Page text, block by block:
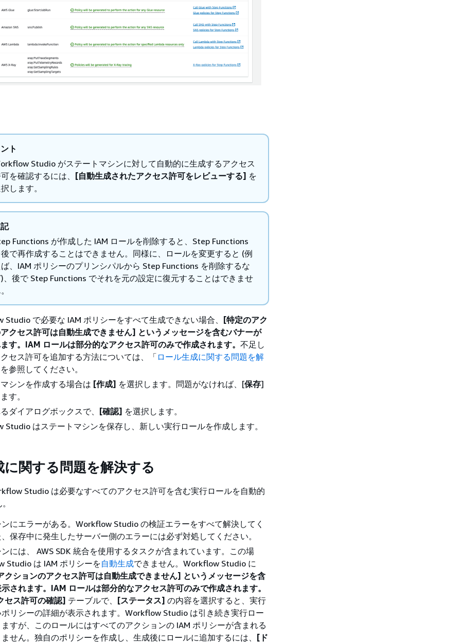
ト
Studio がステートマシンに対して自動的に生成するアクセス
を確認するには、 [自動生成されたアクセス許可をレビューする] を
します。
Functions が作成した IAM ロールを削除すると、Step Functions
で再作成することはできません。同様に、ロールを変更すると (例
、IAM ポリシーのプリンシパルから Step Functions を削除するな
、後で Step Functions でそれを元の設定に復元することはできませ
Studio で必要な IAM ポリシーをすべて生成できない場合、 [特定のアク
クセス許可は自動生成できません] というメッセージを含むバナーが
す。IAM ロールは部分的なアクセス許可のみで作成されます。 不足し
セス許可を追加する方法については、「 ロール生成に関する問題を解
参照してください。
シンを作成する場合は [作成] を選択します。問題がなければ、[保存]
す。
ダイアログボックスで、 [確認] を選択します。
Studio はステートマシンを保存し、新しい実行ロールを作成します。
に関する問題を解決する
Studio は必要なすべてのアクセス許可を含む実行ロールを自動的
にエラーがある。Workflow Studio の検証エラーをすべて解決してく
保存中に発生したサーバー側のエラーには必ず対処してください。
には、 AWS SDK 統合を使用するタスクが含まれています。この場
Studio は IAM ポリシーを自動生成できません。Workflow Studio に
クションのアクセス許可は自動生成できません] というメッセージを含
されます。IAM ロールは部分的なアクセス許可のみで作成されます。
セス許可の確認] テーブルで、 [ステータス] の内容を選択すると、実行
リシーの詳細が表示されます。Workflow Studio は引き続き実行ロー
すが、このロールにはすべてのアクションの IAM ポリシーが含まれる
せん。独自のポリシーを作成し、生成後にロールに追加するには、
[ド